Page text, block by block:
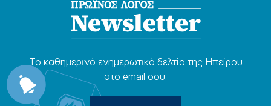
Το καθημερɩνό ενημερωτɩκό δελτίο της Ηπείρου
στο email σου.